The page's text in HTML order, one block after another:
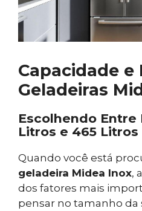
Capacidade e
Geladeiras
Escolhendo
Litros e 465 Litros
Quando você está
geladeira Midea Inox,
dos fatores mais
pensar no tamanho da